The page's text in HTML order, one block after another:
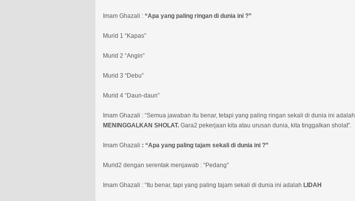
Imam Ghazali : “Apa yang paling ringan di dunia ini ?”
Murid 1 “Kapas”
Murid 2 “Angin”
Murid 3 “Debu”
Murid 4 “Daun-daun”
Imam Ghazali : “Semua jawaban itu benar, tetapi yang paling ringan sekali di dunia ini adalah
MENINGGALKAN SHOLAT. Gara2 pekerjaan kita atau urusan dunia, kita tinggalkan sholat”.
Imam Ghazali : “Apa yang paling tajam sekali di dunia ini ?”
Murid2 dengan serentak menjawab : “Pedang”
Imam Ghazali : “Itu benar, tapi yang paling tajam sekali di dunia ini adalah LIDAH